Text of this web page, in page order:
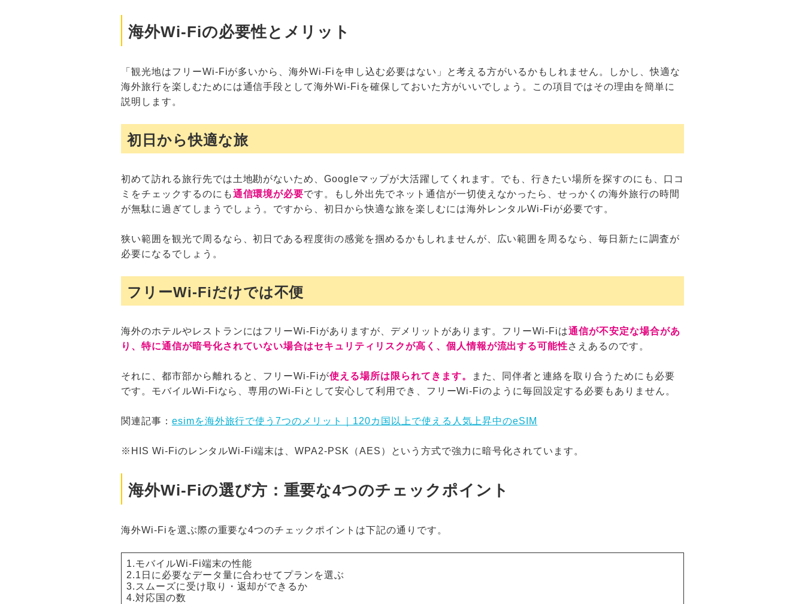
海外Wi-Fiの必要性とメリット
「観光地はフリーWi-Fiが多いから、海外Wi-Fiを申し込む必要はない」と考える方がいるかもしれません。しかし、快適な
海外旅行を楽しむためには通信手段として海外Wi-Fiを確保しておいた方がいいでしょう。この項目ではその理由を簡単に
説明します。
初日から快適な旅
初めて訪れる旅行先では土地勘がないため、Googleマップが大活躍してくれます。でも、行きたい場所を探すのにも、口コ
ミをチェックするのにも通信環境が必要です。もし外出先でネット通信が一切使えなかったら、せっかくの海外旅行の時間
が無駄に過ぎてしまうでしょう。ですから、初日から快適な旅を楽しむには海外レンタルWi-Fiが必要です。
狭い範囲を観光で周るなら、初日である程度街の感覚を掴めるかもしれませんが、広い範囲を周るなら、毎日新たに調査が
必要になるでしょう。
フリーWi-Fiだけでは不便
海外のホテルやレストランにはフリーWi-Fiがありますが、デメリットがあります。フリーWi-Fiは通信が不安定な場合があ
り、特に通信が暗号化されていない場合はセキュリティリスクが高く、個人情報が流出する可能性さえあるのです。
それに、都市部から離れると、フリーWi-Fiが使える場所は限られてきます。
また、同伴者と連絡を取り合うためにも必要
です。モバイルWi-Fiなら、専用のWi-Fiとして安心して利用でき、フリーWi-Fiのように毎回設定する必要もありません。
関連記事： esimを海外旅行で使う7つのメリット｜120カ国以上で使える人気上昇中のeSIM
※HIS Wi-FiのレンタルWi-Fi端末は、WPA2-PSK（AES）という方式で強力に暗号化されています。
海外Wi-Fiの選び方：重要な4つのチェックポイント
海外Wi-Fiを選ぶ際の重要な4つのチェックポイントは下記の通りです。
1.モバイルWi-Fi端末の性能
2.1日に必要なデータ量に合わせてプランを選ぶ
3.スムーズに受け取り・返却ができるか
4.対応国の数